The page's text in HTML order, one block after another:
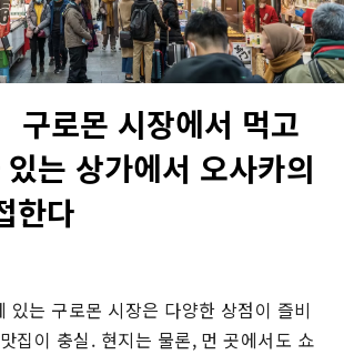
구로몬 시장에서 먹고
는 상가에서 오사카의
한다
있는 구로몬 시장은 다양한 상점이 즐비
집이 충실. 현지는 물론, 먼 곳에서도 쇼